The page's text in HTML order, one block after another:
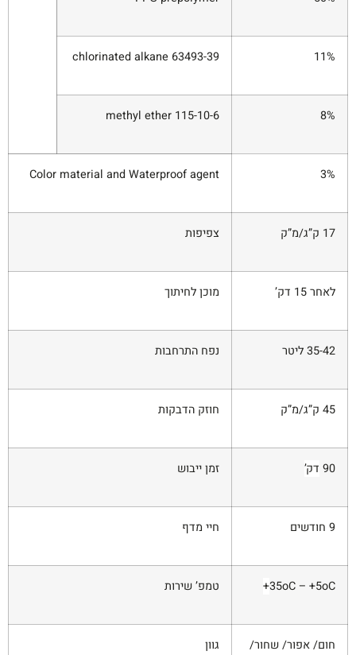
11%
63493-39 chlorinated alkane
8%
115-10-6 methyl ether
3%
Color material and Waterproof agent
17 ק”ג/מ”ק צפיפות
לאחר 15 דק’ מוכן לחיתוך
35-42 ליטר נפח התרחבות
45 ק”ג/מ”ק חוזק הדבקות
90 דק’ זמן ייבוש
9 חודשים חיי מדף
35oC – +5oC
+ טמפ’ שירות
חום/ אפור/ שחור/
גוון